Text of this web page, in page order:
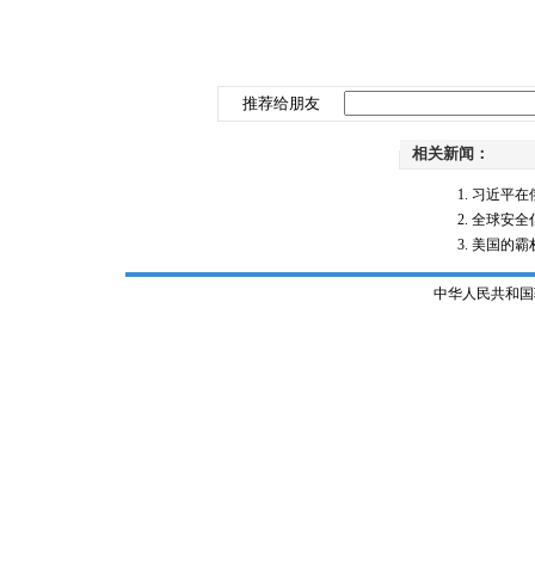
推荐给朋友
相关新闻：
习近平在
全球安全
美国的霸
中华人民共和